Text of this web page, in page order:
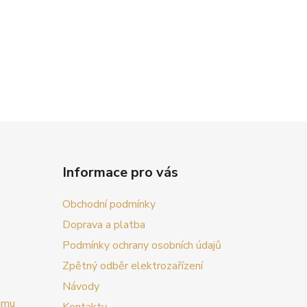
Informace pro vás
Obchodní podmínky
Doprava a platba
Podmínky ochrany osobních údajů
Zpětný odběr elektrozařízení
Návody